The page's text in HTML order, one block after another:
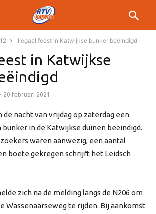
Illegaal feest in Katwijkse bunker beëindigd
in Katwijkse
- 20 februari 2021
nacht van vrijdag op zaterdag een
in de Katwijkse duinen beëindigd.
waren aanwezig, een aantal
boete gekregen schrijft het Leidsch
zich na de melding langs de N206 om
Wassenaarseweg te rijden. Bij aankomst